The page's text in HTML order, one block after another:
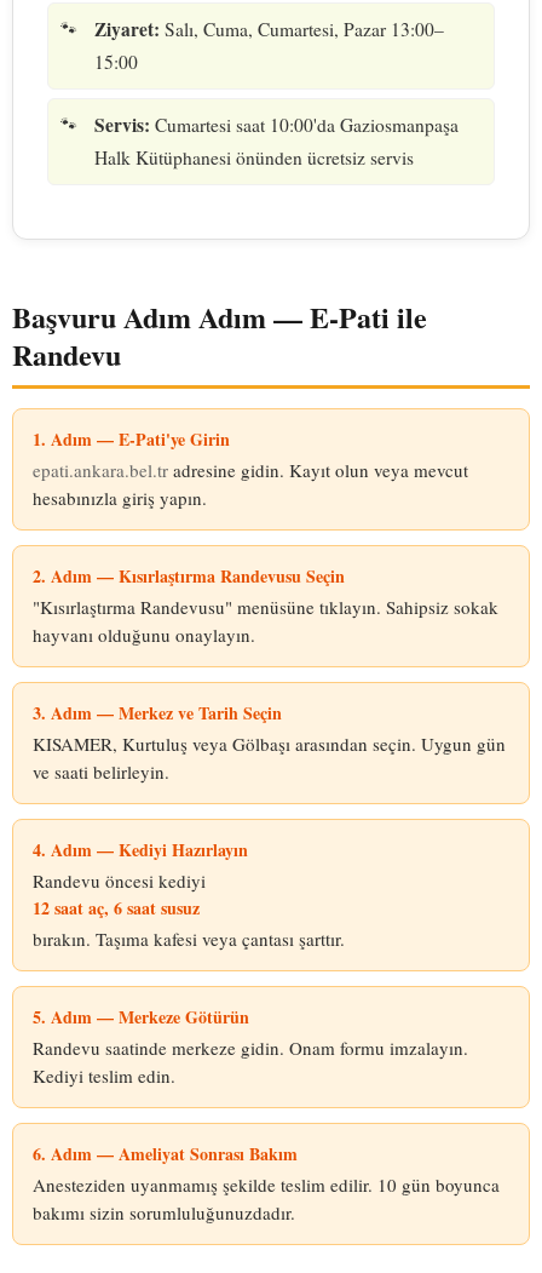
Ziyaret: Salı, Cuma, Cumartesi, Pazar 13:00–
15:00
Servis: Cumartesi saat 10:00'da Gaziosmanpaşa
Halk Kütüphanesi önünden ücretsiz servis
Başvuru Adım Adım — E-Pati ile
Randevu
1. Adım — E-Pati'ye Girin
epati.ankara.bel.tr adresine gidin. Kayıt olun veya mevcut
hesabınızla giriş yapın.
2. Adım — Kısırlaştırma Randevusu Seçin
"Kısırlaştırma Randevusu" menüsüne tıklayın. Sahipsiz sokak
hayvanı olduğunu onaylayın.
3. Adım — Merkez ve Tarih Seçin
KISAMER, Kurtuluş veya Gölbaşı arasından seçin. Uygun gün
ve saati belirleyin.
4. Adım — Kediyi Hazırlayın
Randevu öncesi kediyi
12 saat aç, 6 saat susuz
bırakın. Taşıma kafesi veya çantası şarttır.
5. Adım — Merkeze Götürün
Randevu saatinde merkeze gidin. Onam formu imzalayın.
Kediyi teslim edin.
6. Adım — Ameliyat Sonrası Bakım
Anesteziden uyanmamış şekilde teslim edilir. 10 gün boyunca
bakımı sizin sorumluluğunuzdadır.